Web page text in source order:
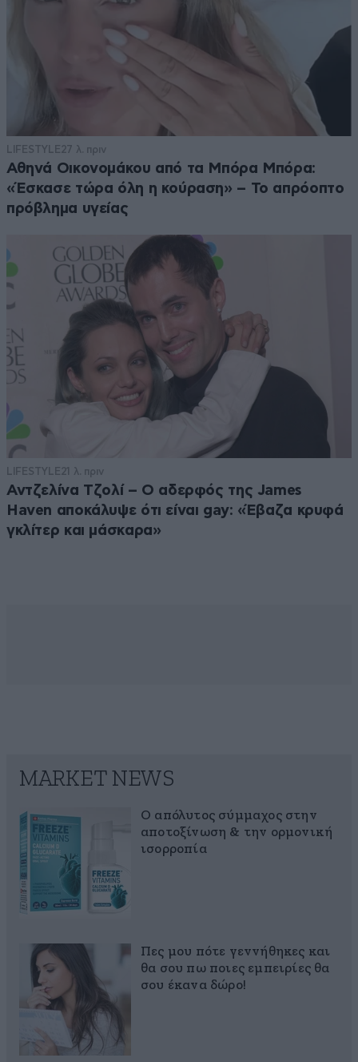
LIFESTYLE27 λ. πριν
Αθηνά Οικονομάκου από τα Μπόρα Μπόρα:
«Έσκασε τώρα όλη η κούραση» – Το απρόοπτο
πρόβλημα υγείας
LIFESTYLE 21 λ. πριν
Αντζελίνα Τζολί – Ο αδερφός της James
Haven αποκάλυψε ότι είναι gay: «Έβαζα κρυφά
γκλίτερ και μάσκαρα»
MARKET NEWS
Ο απόλυτος σύμμαχος στην
αποτοξίνωση & την ορμονική
ισορροπία
Πες μου πότε γεννήθηκες και
θα σου πω ποιες εμπειρίες θα
σου έκανα δώρο!